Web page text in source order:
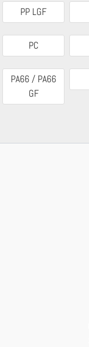
PP LGF
PC
PA66 / PA66
GF